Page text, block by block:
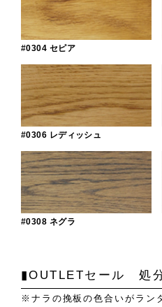
#0304 セピア
#0306 レディッシュ
#0308 ネグラ
▮OUTLETセール 処
※ナラの挽板の色合いがラン